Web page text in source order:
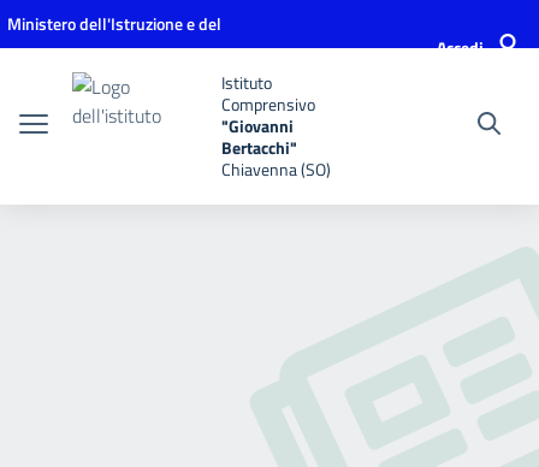
Vai ai contenuti
Vai al menu di navigazione
Vai al footer
Ministero dell'Istruzione e del
Accedi
Istituto
Comprensivo
"Giovanni
Bertacchi"
Chiavenna (SO)